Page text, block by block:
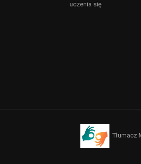
uczenia się
Tłumacz